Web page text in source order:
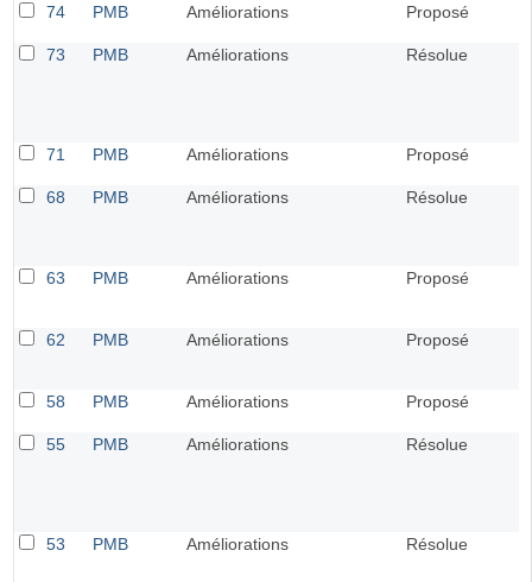
74 PMB Améliorations Proposé
73 PMB Améliorations Résolue
71 PMB Améliorations Proposé
68 PMB Améliorations Résolue
63 PMB Améliorations Proposé
62 PMB Améliorations Proposé
58 PMB Améliorations Proposé
55 PMB Améliorations Résolue
53 PMB Améliorations Résolue